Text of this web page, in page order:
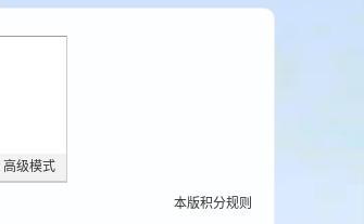
高级模式
本版积分规则